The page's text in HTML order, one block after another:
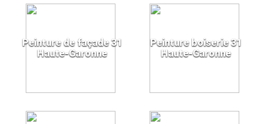
Peinture de façade 31
Haute-Garonne
Peinture boiserie 31
Haute-Garonne